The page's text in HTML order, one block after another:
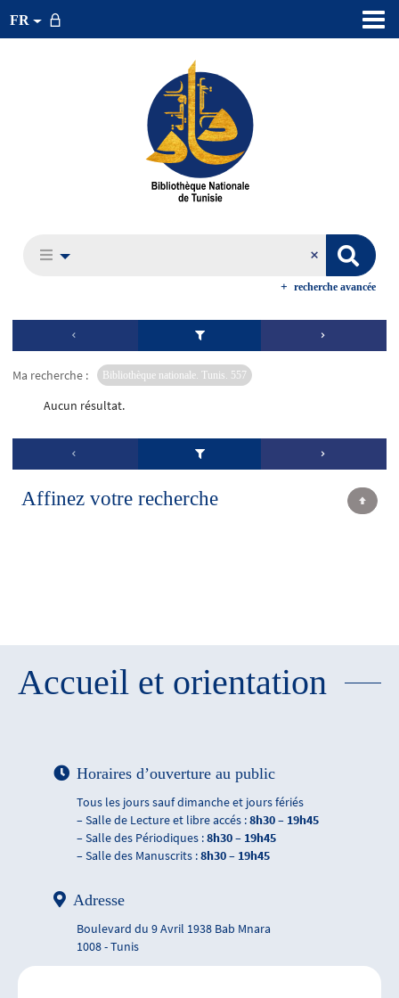
FR
recherche avancée
Ma recherche : Bibliothèque nationale. Tunis. 557
Aucun résultat.
Affinez votre recherche
Accueil et orientation
Horaires d’ouverture au public
Tous les jours sauf dimanche et jours fériés
– Salle de Lecture et libre accés :8h30 – 19h45
– Salle des Périodiques :8h30 – 19h45
– Salle des Manuscrits :8h30 – 19h45
Adresse
Boulevard du 9 Avril 1938 Bab Mnara
1008 - Tunis